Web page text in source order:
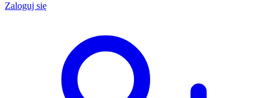
Zaloguj się